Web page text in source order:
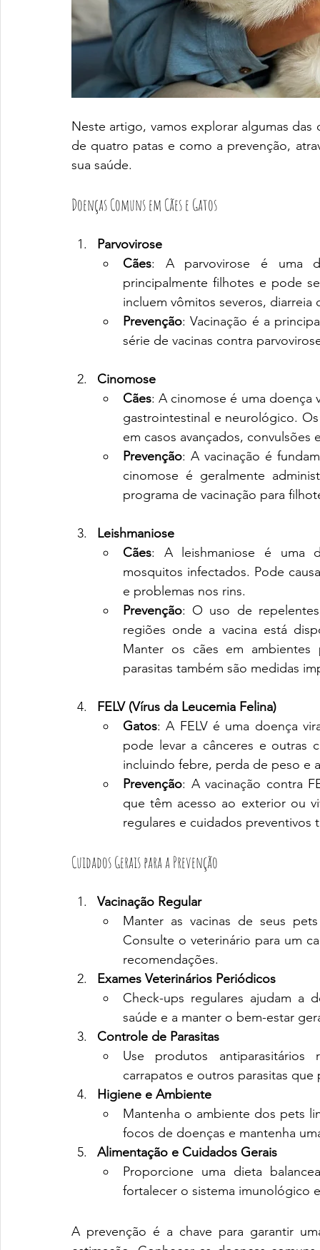
Neste artigo, vamos explorar algumas
de quatro patas e como a prevenção,
sua saúde.
Doenças Comuns em Cães e Gatos
Parvovirose
Cães: A parvovirose é uma
principalmente filhotes e pode
incluem vômitos severos, diarreia
Prevenção: Vacinação é a
série de vacinas contra
Cinomose
Cães: A cinomose é uma doença
gastrointestinal e neurológico.
em casos avançados, convulsões
Prevenção: A vacinação é
cinomose é geralmente
programa de vacinação para
Leishmaniose
Cães: A leishmaniose é uma
mosquitos infectados. Pode
e problemas nos rins.
Prevenção: O uso de
regiões onde a vacina está
Manter os cães em
parasitas também são medidas
FELV (Vírus da Leucemia Felina)
Gatos: A FELV é uma doença
pode levar a cânceres e outras
incluindo febre, perda de peso e
Prevenção: A vacinação contra
que têm acesso ao exterior ou
regulares e cuidados preventivos
Cuidados Gerais para a Prevenção
Vacinação Regular
Manter as vacinas de seus
Consulte o veterinário para um
recomendações.
Exames Veterinários Periódicos
Check-ups regulares ajudam a
saúde e a manter o bem-estar
Controle de Parasitas
Use produtos antiparasitários
carrapatos e outros parasitas
Higiene e Ambiente
Mantenha o ambiente dos pets
focos de doenças e mantenha
Alimentação e Cuidados Gerais
Proporcione uma dieta
fortalecer o sistema imunológico
A prevenção é a chave para garantir